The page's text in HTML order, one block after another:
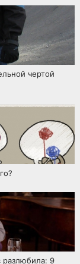
чертой
разлюбила: 9